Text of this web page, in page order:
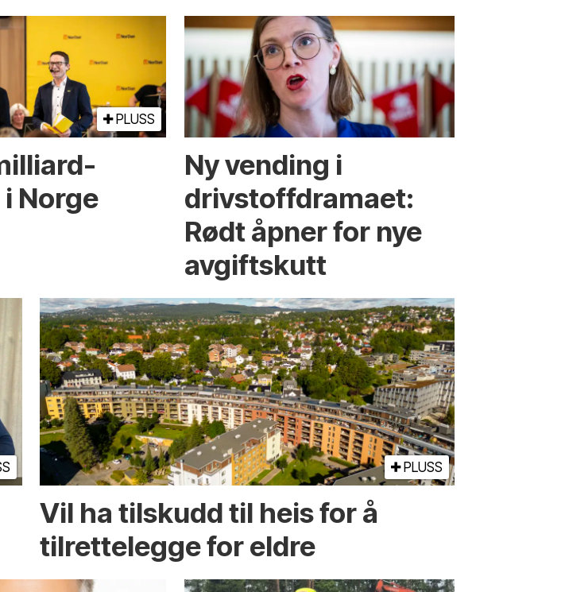
PLUSS
Norge
Ny vending i
drivstoffdramaet:
Rødt åpner for nye
avgiftskutt
PLUSS
Vil ha tilskudd til heis for å
tilrettelegge for eldre